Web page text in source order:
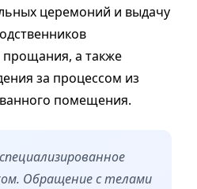
церемоний и выдачу
а также
за процессом из
помещения.
Обращение с телами